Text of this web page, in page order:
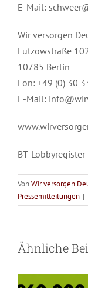
E-Mail:
Wir versorgen
Lützowstraße
10785 Berlin
Fon: +49 (0) 30
E-Mail:
BT-
VonWir versorgen
Pressemitteilungen |
Ähnliche
nicht für